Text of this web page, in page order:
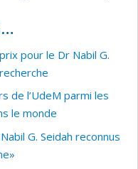
pour le Dr Nabil G.
de l’UdeM parmi les
le monde
G. Seidah reconnus